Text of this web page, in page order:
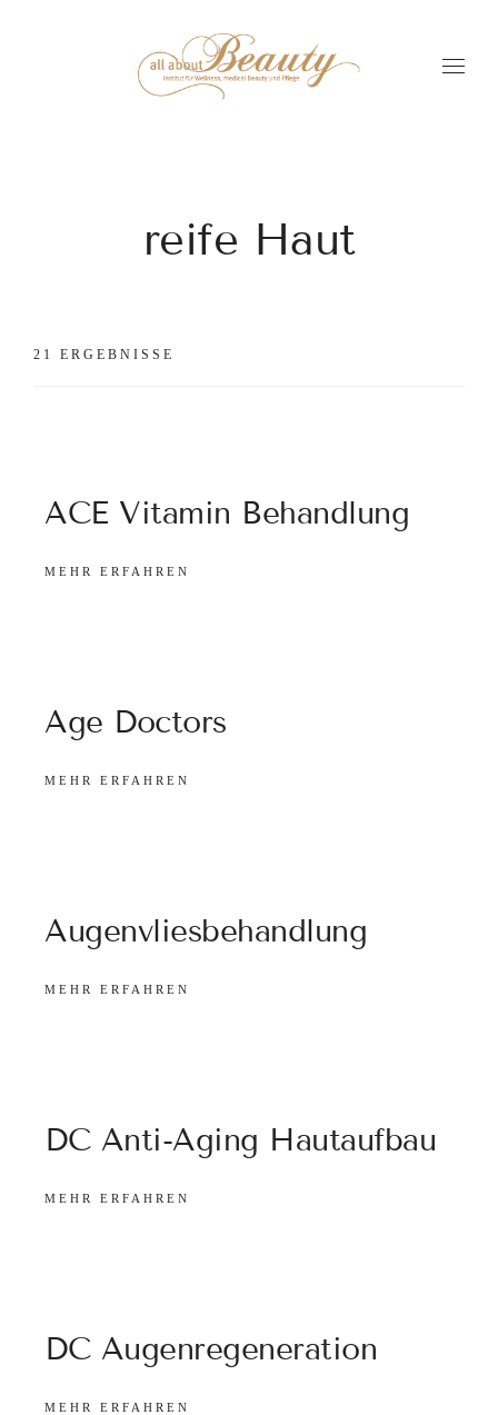
reife Haut
21 ERGEBNISSE
ACE Vitamin Behandlung
MEHR ERFAHREN
Age Doctors
MEHR ERFAHREN
Augenvliesbehandlung
MEHR ERFAHREN
DC Anti-Aging Hautaufbau
MEHR ERFAHREN
DC Augenregeneration
MEHR ERFAHREN